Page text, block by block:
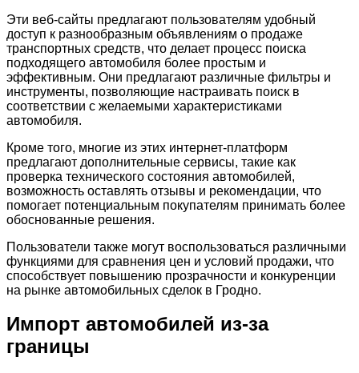
Эти веб-сайты предлагают пользователям удобный
доступ к разнообразным объявлениям о продаже
транспортных средств, что делает процесс поиска
подходящего автомобиля более простым и
эффективным. Они предлагают различные фильтры и
инструменты, позволяющие настраивать поиск в
соответствии с желаемыми характеристиками
автомобиля.
Кроме того, многие из этих интернет-платформ
предлагают дополнительные сервисы, такие как
проверка технического состояния автомобилей,
возможность оставлять отзывы и рекомендации, что
помогает потенциальным покупателям принимать более
обоснованные решения.
Пользователи также могут воспользоваться различными
функциями для сравнения цен и условий продажи, что
способствует повышению прозрачности и конкуренции
на рынке автомобильных сделок в Гродно.
Импорт автомобилей из-за
границы